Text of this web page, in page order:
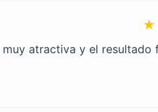
★
atractiva y el resultado